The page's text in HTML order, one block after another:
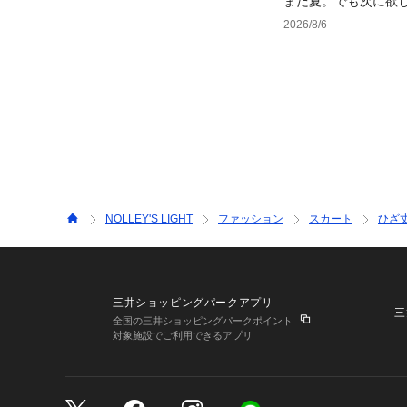
2026/8/6
NOLLEY'S LIGHT ファッション スカート ひざ
三井ショッピングパークアプリ
全国の三井ショッピングパークポイント
対象施設でご利用できるアプリ